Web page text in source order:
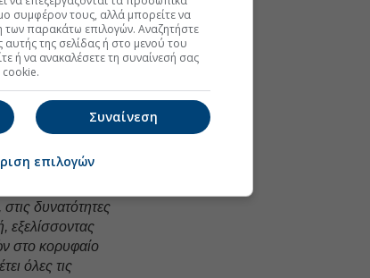
στην Ευρώπη θα
και η ομάδα της
ένα ισχυρό brand, η
αυτή την
Ευρώπη. Ανυπομονούμε
της εταιρείας».
CVC στην Ελλάδα,
κατά τη διάρκεια της
διοικητική ομάδα,
δυνατότητες
εξελίσσοντας
στο κορυφαίο
όλες τις
συμφέρον τους, αλλά μπορείτε να
των παρακάτω επιλογών. Αναζητήστε
της σελίδας ή στο μενού του
ή να ανακαλέσετε τη συναίνεσή σας
cookie.
Συναίνεση
επιλογών